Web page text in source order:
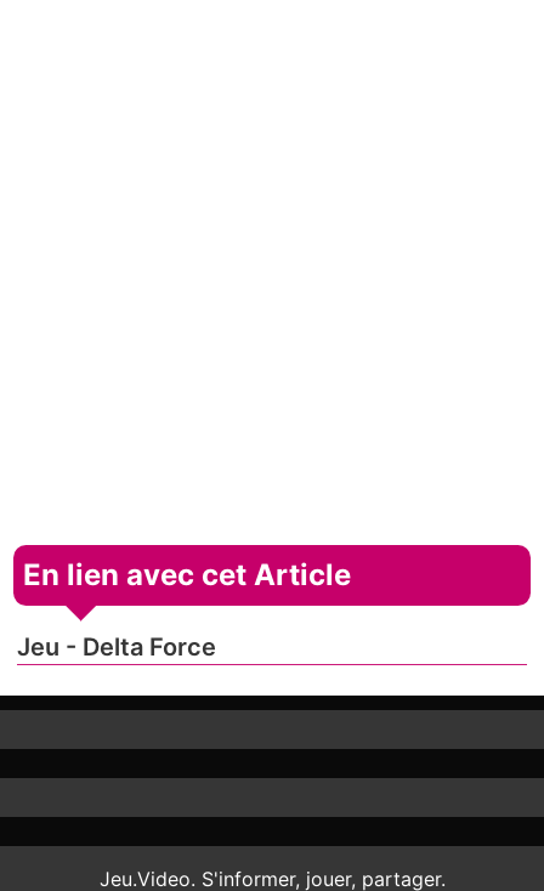
En lien avec cet Article
Jeu - Delta Force
Jeu.Video. S'informer, jouer, partager.